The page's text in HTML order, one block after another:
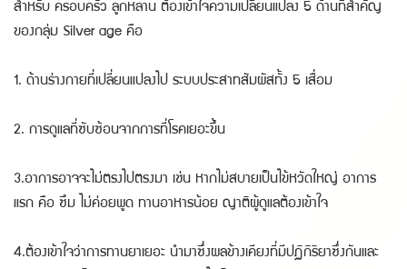
สำหรับ ครอบครัว ลูกหลาน ต้องเข้าใจความเปลี่ยนแปลง 5 ด้านที่สำคัญ
ของกลุ่ม Silver age คือ
1. ด้านร่างกายที่เปลี่ยนแปลงไป ระบบประสาทสัมผัสทั้ง 5 เสื่อม
2. การดูแลที่ซับซ้อนจากการที่โรคเยอะขึ้น
3.อาการอาจจะไม่ตรงไปตรงมา เช่น หากไม่สบายเป็นไข้หวัดใหญ่ อาการ
แรก คือ ซึม ไม่ค่อยพูด ทานอาหารน้อย ญาติผู้ดูแลต้องเข้าใจ
4.ต้องเข้าใจว่าการทานยาเยอะ นำมาซึ่งผลข้างเคียงที่มีปฏิกิริยาซึ่งกันและ